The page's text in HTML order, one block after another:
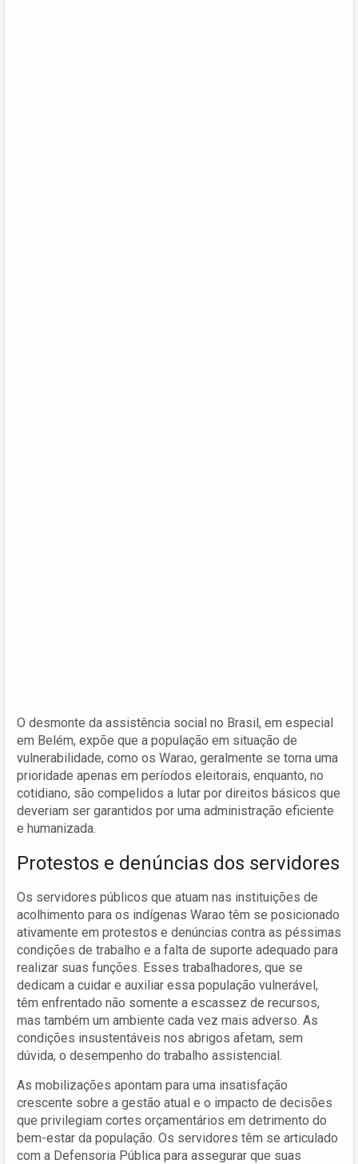
O desmonte da assistência social no Brasil, em especial
em Belém, expõe que a população em situação de
vulnerabilidade, como os Warao, geralmente se torna uma
prioridade apenas em períodos eleitorais, enquanto, no
cotidiano, são compelidos a lutar por direitos básicos que
deveriam ser garantidos por uma administração eficiente
e humanizada.
Protestos e denúncias dos servidores
Os servidores públicos que atuam nas instituições de
acolhimento para os indígenas Warao têm se posicionado
ativamente em protestos e denúncias contra as péssimas
condições de trabalho e a falta de suporte adequado para
realizar suas funções. Esses trabalhadores, que se
dedicam a cuidar e auxiliar essa população vulnerável,
têm enfrentado não somente a escassez de recursos,
mas também um ambiente cada vez mais adverso. As
condições insustentáveis nos abrigos afetam, sem
dúvida, o desempenho do trabalho assistencial.
As mobilizações apontam para uma insatisfação
crescente sobre a gestão atual e o impacto de decisões
que privilegiam cortes orçamentários em detrimento do
bem-estar da população. Os servidores têm se articulado
com a Defensoria Pública para assegurar que suas